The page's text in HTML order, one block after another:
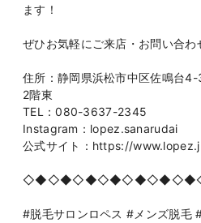
ます！
ぜひお気軽にご来店・お問い合わ
住所：静岡県浜松市中区佐鳴台
2階東
TEL：080-3637-2345
Instagram：lopez.sanarudai
公式サイト：https://
#脱毛サロンロペス #メンズ脱毛